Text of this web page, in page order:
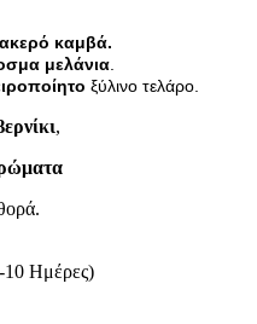
καμβά.
μελάνια
ξύλινο τελάρο.
,
10 Ημέρες)